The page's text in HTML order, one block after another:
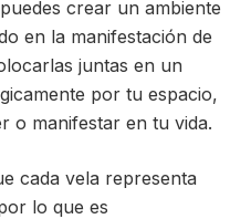
crear un ambiente
en la manifestación de
juntas en un
por tu espacio,
o manifestar en tu vida.
cada vela representa
lo que es